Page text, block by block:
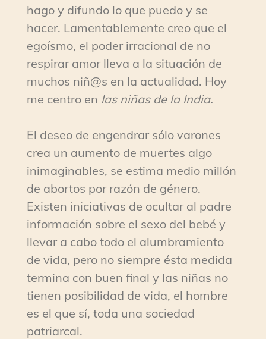
hago y difundo lo que puedo y se
hacer. Lamentablemente creo que el
egoísmo, el poder irracional de no
respirar amor lleva a la situación de
muchos niñ@s en la actualidad. Hoy
me centro en las niñas de la India.
El deseo de engendrar sólo varones
crea un aumento de muertes algo
inimaginables, se estima medio millón
de abortos por razón de género.
Existen iniciativas de ocultar al padre
información sobre el sexo del bebé y
llevar a cabo todo el alumbramiento
de vida, pero no siempre ésta medida
termina con buen final y las niñas no
tienen posibilidad de vida, el hombre
es el que sí, toda una sociedad
patriarcal.